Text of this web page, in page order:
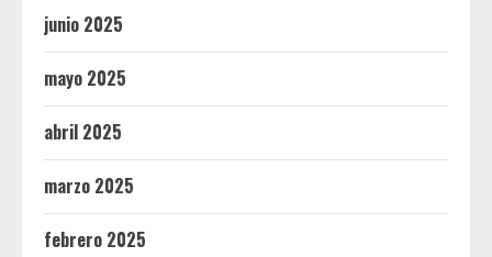
junio 2025
mayo 2025
abril 2025
marzo 2025
febrero 2025